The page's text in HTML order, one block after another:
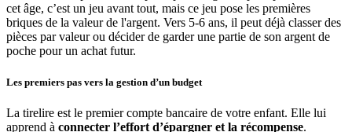
cet âge, c’est un jeu avant tout, mais ce jeu pose les premières
briques de la valeur de l'argent. Vers 5-6 ans, il peut déjà classer des
pièces par valeur ou décider de garder une partie de son argent de
poche pour un achat futur.
Les premiers pas vers la gestion d’un budget
La tirelire est le premier compte bancaire de votre enfant. Elle lui
apprend à connecter l’effort d’épargner et la récompense.